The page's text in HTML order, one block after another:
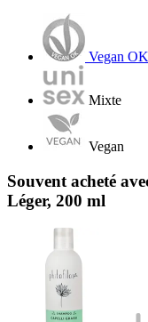
Vegan OK
Mixte
Vegan
Souvent acheté
Léger, 200 ml